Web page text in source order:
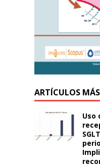
ARTÍCULOS
Uso